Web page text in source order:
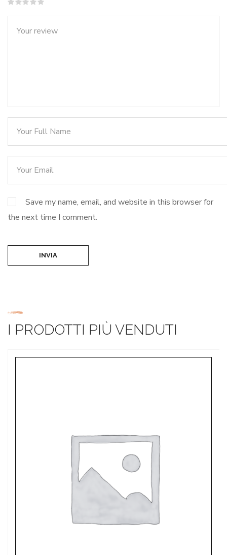
Save my name, email, and website in this browser for
the next time I comment.
INVIA
I PRODOTTI PIÙ VENDUTI